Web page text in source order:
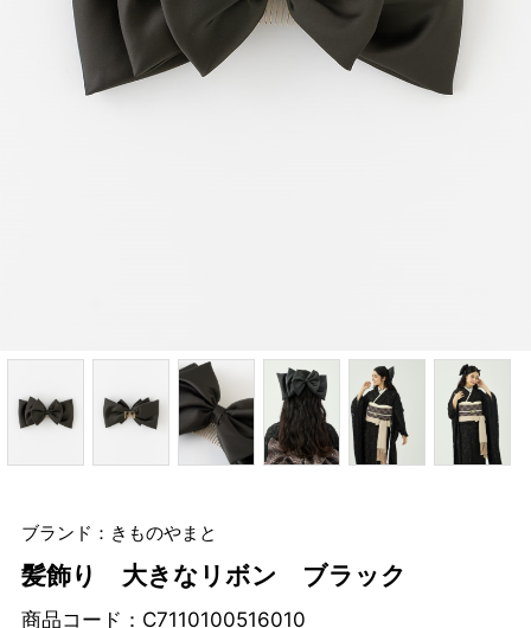
ブランド：きものやまと
髪飾り 大きなリボン ブラック
商品コード： C7110100516010